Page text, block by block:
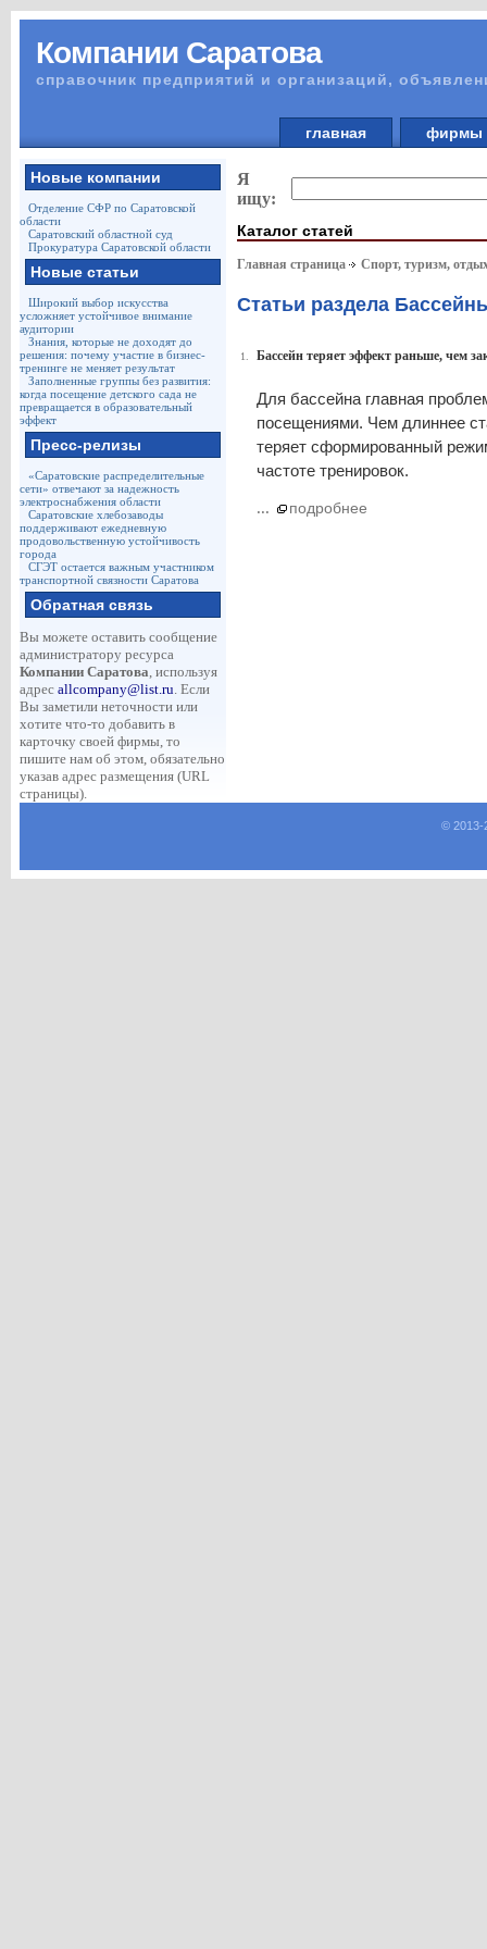
Компании Саратова
справочник предприятий и организаций,
главная
Новые компании
Отделение СФР по Саратовской
области
Саратовский областной суд
Прокуратура Саратовской области
Новые статьи
Широкий выбор искусства
усложняет устойчивое внимание
аудитории
Знания, которые не доходят до
решения: почему участие в бизнес-
тренинге не меняет результат
Заполненные группы без развития:
когда посещение детского сада не
превращается в образовательный
эффект
Пресс-релизы
«Саратовские распределительные
сети» отвечают за надежность
электроснабжения области
Саратовские хлебозаводы
поддерживают ежедневную
продовольственную устойчивость
города
СГЭТ остается важным участником
транспортной связности Саратова
Обратная связь
Вы можете оставить сообщение
администратору ресурса
Компании Саратова, используя
адрес allcompany@list.ru. Если
Вы заметили неточности или
хотите что-то добавить в
карточку своей фирмы, то
пишите нам об этом, обязательно
указав адрес размещения (URL
страницы).
Я
ищу:
Каталог статей
Главная страница Спорт, туризм,
Статьи раздела
1. Бассейн теряет эффект раньше, чем
Для бассейна главная
посещениями. Чем длиннее
теряет сформированный
частоте тренировок.
... подробнее
© 2013-